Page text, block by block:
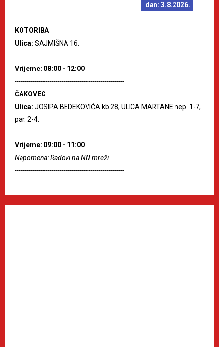
dan: 3.8.2026.
KOTORIBA
Ulica: SAJMIŠNA 16.
Vrijeme: 08:00 - 12:00
--------------------------------------------------------
ČAKOVEC
Ulica: JOSIPA BEDEKOVIĆA kb.28, ULICA MARTANE nep. 1-7,
par. 2-4.
Vrijeme: 09:00 - 11:00
Napomena: Radovi na NN mreži
--------------------------------------------------------